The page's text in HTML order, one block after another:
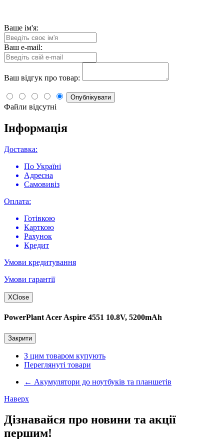
Ваше ім'я:
Ваш e-mail:
Ваш відгук про товар:
Опублікувати
Файли відсутні
Інформація
Доставка:
По Україні
Адресна
Самовивіз
Оплата:
Готівкою
Карткою
Рахунок
Кредит
Умови кредитування
Умови гарантії
XClose
PowerPlant Acer Aspire 4551 10.8V, 5200mAh
Закрити
З цим товаром купують
Переглянуті товари
← Акумулятори до ноутбуків та планшетів
Наверх
Дізнавайся про новини та акції
першим!